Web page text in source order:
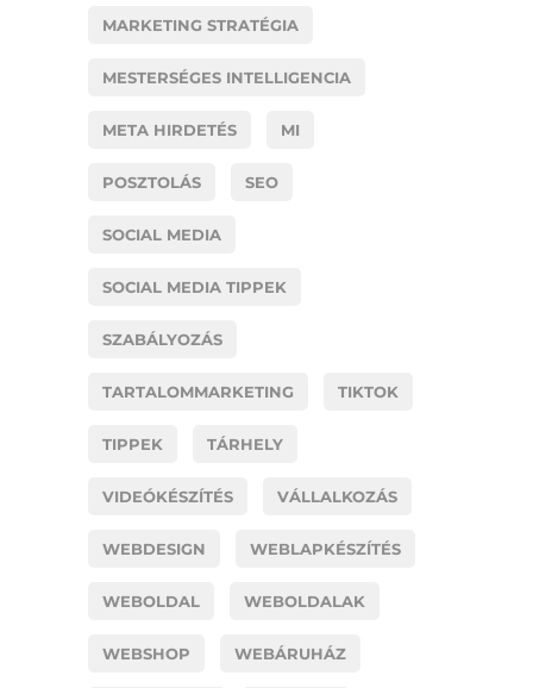
MARKETING STRATÉGIA
MESTERSÉGES INTELLIGENCIA
META HIRDETÉS MI
POSZTOLÁS SEO
SOCIAL MEDIA
SOCIAL MEDIA TIPPEK
SZABÁLYOZÁS
TARTALOMMARKETING TIKTOK
TIPPEK TÁRHELY
VIDEÓKÉSZÍTÉS VÁLLALKOZÁS
WEBDESIGN WEBLAPKÉSZÍTÉS
WEBOLDAL WEBOLDALAK
WEBSHOP WEBÁRUHÁZ